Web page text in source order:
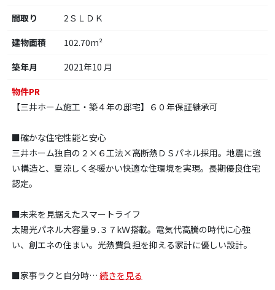
間取り
2ＳＬＤＫ
建物面積
102.70m²
築年月
2021年10 月
物件PR
【三井ホーム施工・築４年の邸宅】６０年保証継承可
■確かな住宅性能と安心
三井ホーム独自の２×６工法×高断熱ＤＳパネル採用。地震に強
い構造と、夏涼しく冬暖かい快適な住環境を実現。長期優良住宅
認定。
■未来を見据えたスマートライフ
太陽光パネル大容量９.３７kＷ搭載。電気代高騰の時代に心強
い、創エネの住まい。光熱費負担を抑える家計に優しい設計。
■家事ラクと自分時… 続きを見る